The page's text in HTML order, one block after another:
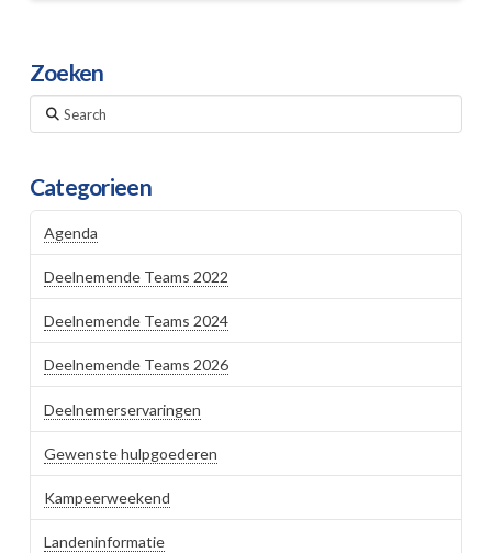
Zoeken
Search
Categorieen
Agenda
Deelnemende Teams 2022
Deelnemende Teams 2024
Deelnemende Teams 2026
Deelnemerservaringen
Gewenste hulpgoederen
Kampeerweekend
Landeninformatie